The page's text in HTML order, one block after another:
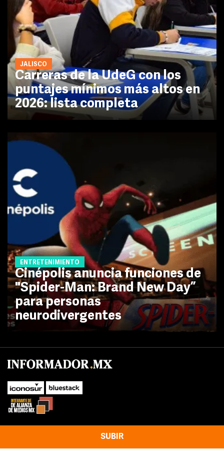
JALISCO
Carreras de la UdeG con los
puntajes mínimos más altos en
2026: lista completa
ENTRETENIMIENTO
Cinépolis anuncia funciones de
"Spider-Man: Brand New Day”
para personas
neurodivergentes
SUBIR